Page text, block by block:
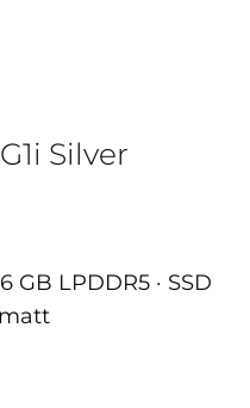
Silver
GB LPDDR5 · SSD
matt